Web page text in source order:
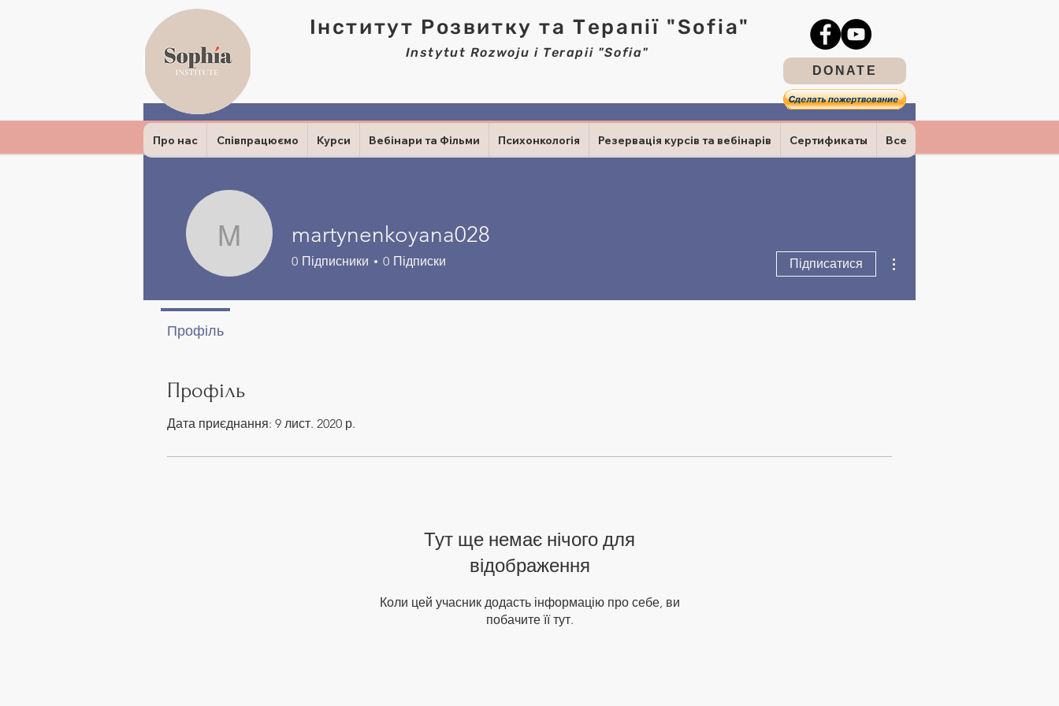
Інститут Розвитку та Терапії "Sofia"
Instytut Rozwoju i Terapii "Sofia"
DONATE
Про нас Співпрацюємо Курси Вебінари та Фільми Психонкологія Резервація курсів та вебінарів Сертификаты Все
Профіль
Дата приєднання: 9 лист. 2020 р.
Тут ще немає нічого для
відображення
Коли цей учасник додасть інформацію про себе, ви
побачите її тут.
martynenkoyana028
martynenkoyana028
0 Підписники 0 Підписки Підписатися
Профіль